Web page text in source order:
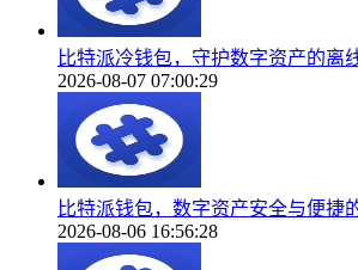
比特派冷钱包，守护数字资产的离
2026-08-07 07:00:29
比特派钱包，数字资产安全与便捷
2026-08-06 16:56:28